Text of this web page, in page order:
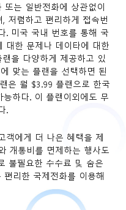
또는 일반전화에 상관없이
저렴하고 편리하게 접속번
. 미국 국내 번호를 통해 국
대한 문제나 데이타에 대한
을 다양하게 제공하고 있
맞는 플랜을 선택하면 된
은 월 $3.99 플랜으로 한국
하다. 이 플랜이외에도 무
.
객에게 더 나은 혜택을 제
개통비를 면제하는 행사도
불필요한 수수료 및 숨은
리한 국제전화를 이용해